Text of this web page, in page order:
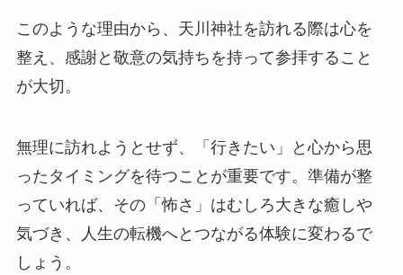
このような理由から、天川神社を訪れる際は心を
整え、感謝と敬意の気持ちを持って参拝すること
が大切。
無理に訪れようとせず、「行きたい」と心から思
ったタイミングを待つことが重要です。準備が整
っていれば、その「怖さ」はむしろ大きな癒しや
気づき、人生の転機へとつながる体験に変わるで
しょう。